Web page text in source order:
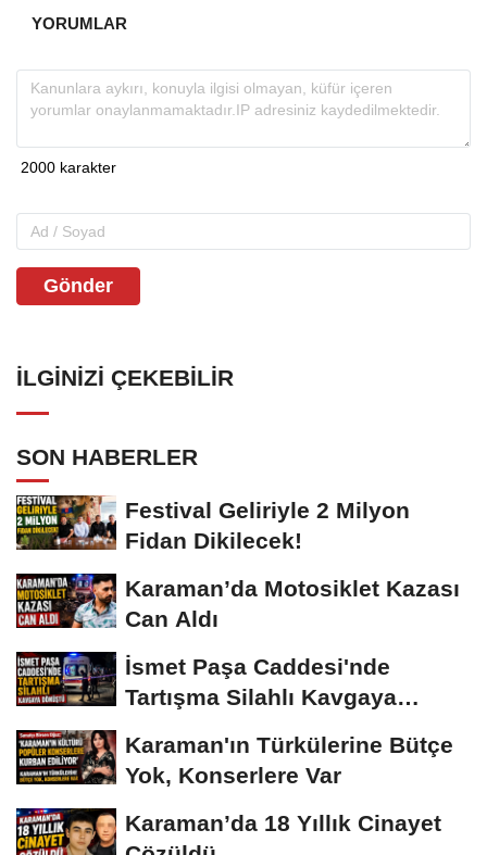
YORUMLAR
Gönder
İLGINIZI ÇEKEBILIR
SON HABERLER
Festival Geliriyle 2 Milyon
Fidan Dikilecek!
Karaman’da Motosiklet Kazası
Can Aldı
İsmet Paşa Caddesi'nde
Tartışma Silahlı Kavgaya
Karaman'ın Türkülerine Bütçe
Yok, Konserlere Var
Karaman’da 18 Yıllık Cinayet